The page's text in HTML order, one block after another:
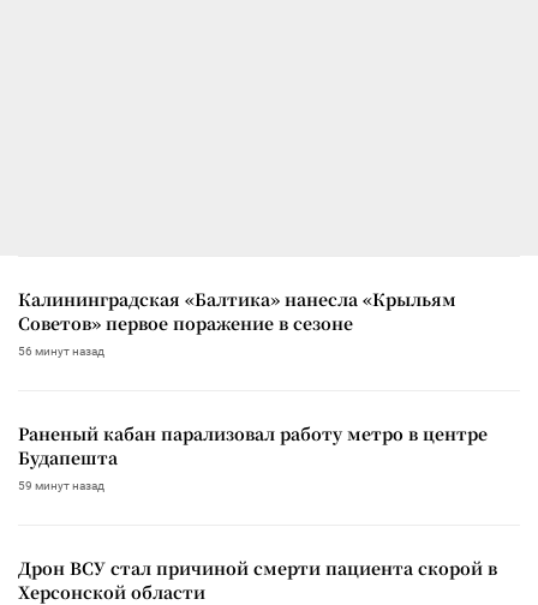
Калининградская «Балтика» нанесла «Крыльям
Советов» первое поражение в сезоне
56 минут назад
Раненый кабан парализовал работу метро в центре
Будапешта
59 минут назад
Дрон ВСУ стал причиной смерти пациента скорой в
Херсонской области